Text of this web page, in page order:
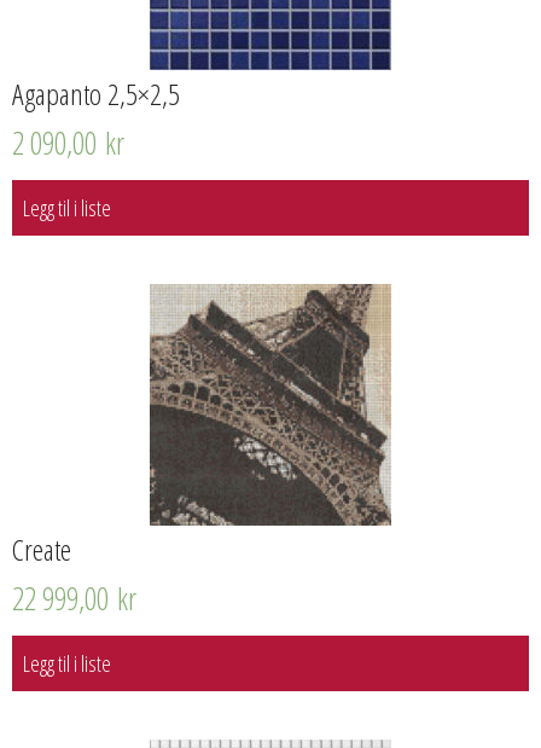
Agapanto 2,5×2,5
2 090,00 kr
Legg til i liste
Create
22 999,00 kr
Legg til i liste